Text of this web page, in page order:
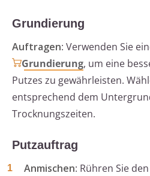
Grundierung
Auftragen: Verwenden Sie
Grundierung, um eine
Putzes zu gewährleisten.
entsprechend dem
Trocknungszeiten.
Putzauftrag
Anmischen: Rühren Sie